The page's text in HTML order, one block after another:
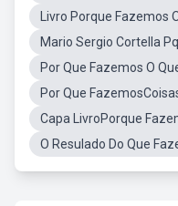
Livro Porque Fazemos
Mario Sergio Cortella
Por Que Fazemos O
Por Que
Capa LivroPorque
O Resulado Do Que